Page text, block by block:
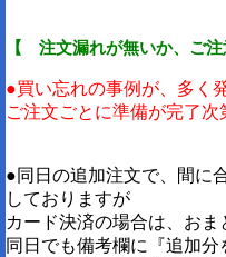
【 注文漏れが無いか、ご
●買い忘れの事例が、多く
ご注文ごとに準備が完了次
●同日の追加注文で、間に
しておりますが
カード決済の場合は、おま
同日でも備考欄に『追加